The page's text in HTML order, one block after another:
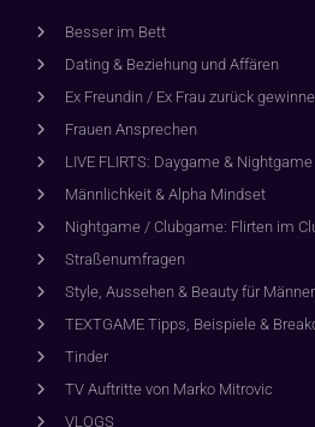
Besser im Bett
Dating & Beziehung und Affären
Ex Freundin / Ex Frau zurück
Frauen Ansprechen
LIVE FLIRTS: Daygame &
Männlichkeit & Alpha Mindset
Nightgame / Clubgame: Flirten im
Straßenumfragen
Style, Aussehen & Beauty für Männer
TEXTGAME Tipps, Beispiele &
Tinder
TV Auftritte von Marko Mitrovic
VLOGS